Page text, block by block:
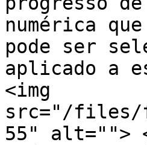
numérica
pode ser
aplicado a
<img
src="/files/
55" alt="">